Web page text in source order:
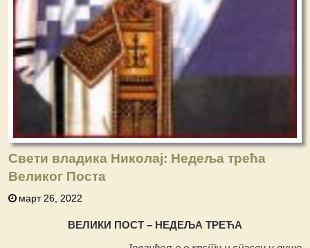
Свети владика Николај: Недеља трећа
Великог Поста
март 26, 2022
ВЕЛИКИ ПОСТ – НЕДЕЉА ТРЕЋА